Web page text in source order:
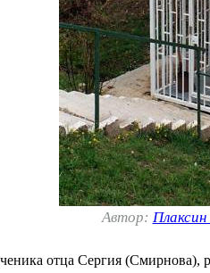
Автор: Плаксин
отца Сергия